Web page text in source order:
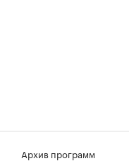
Архив программ